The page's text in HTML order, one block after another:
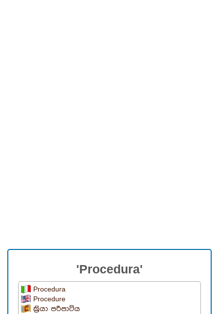
'Procedura'
Procedura
Procedure
ක්‍රියා පරිපාටිය